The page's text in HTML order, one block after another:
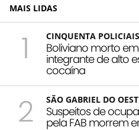
MAIS LIDAS
1 CINQUENTA
Boliviano morto
integrante de alto
cocaína
2 SÃO GABRIEL DO
Suspeitos de
pela FAB morrem